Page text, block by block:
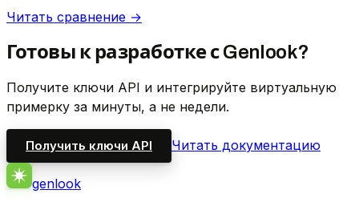
Читать сравнение →
Готовы к разработке с Genlook?
Получите ключи API и интегрируйте виртуальную
примерку за минуты, а не недели.
Получить ключи API Читать документацию
genlook